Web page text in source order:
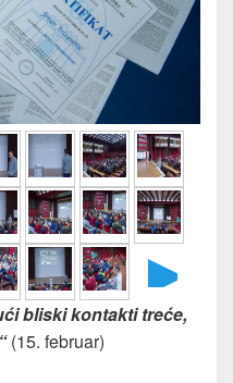
►
bliski kontakti treće,
(15. februar)